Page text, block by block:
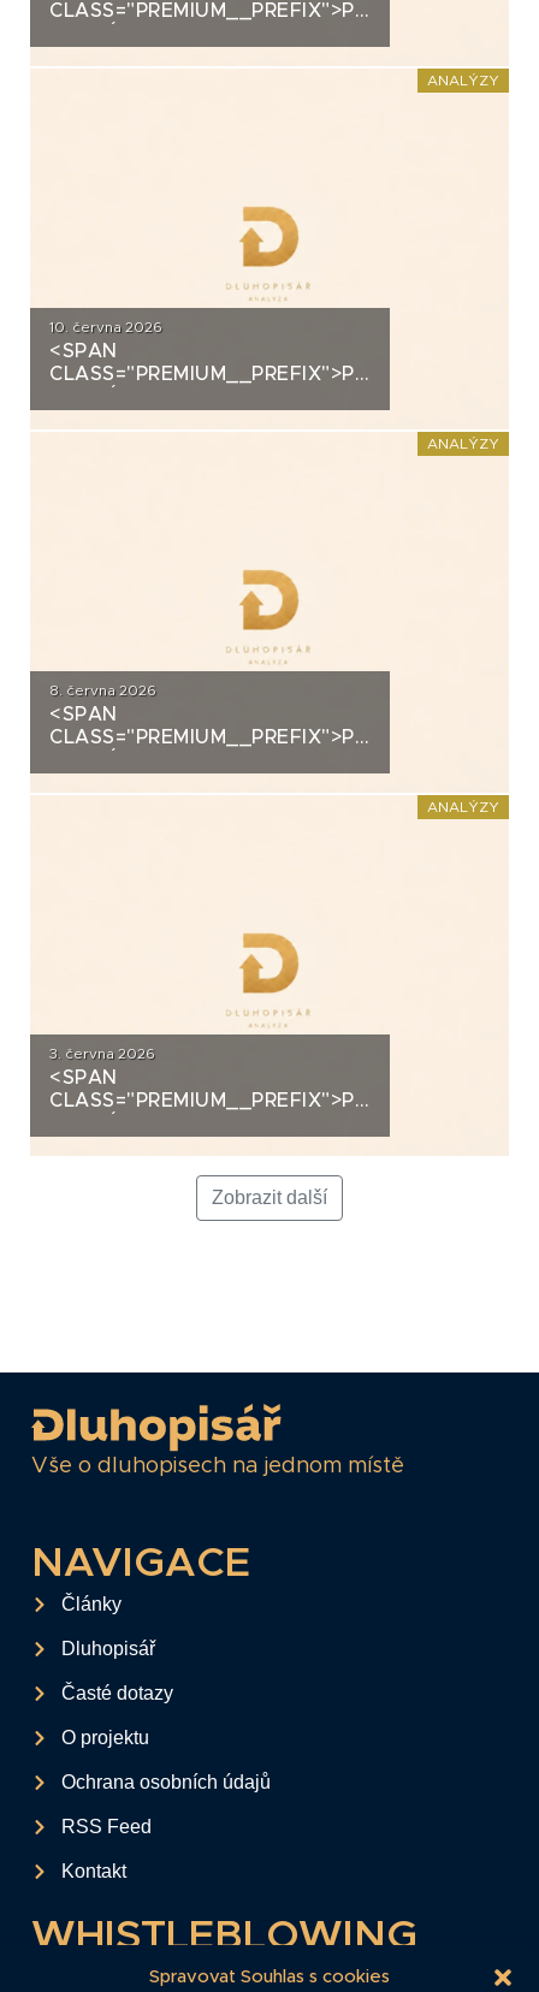
Spravovat Souhlas s cookies
CLASS="PREMIUM__PREFIX">PREMIUM</
ANALÝZY
10. června 2026
<SPAN
CLASS="PREMIUM__PREFIX">PREMIUM</
ANALÝZY
8. června 2026
<SPAN
CLASS="PREMIUM__PREFIX">PREMIUM</
ANALÝZY
3. června 2026
<SPAN
CLASS="PREMIUM__PREFIX">PREMIUM</
Zobrazit další
Vše o dluhopisech na jednom místě
NAVIGACE
Články
Dluhopisář
Časté dotazy
O projektu
Ochrana osobních údajů
RSS Feed
Kontakt
WHISTLEBLOWING
Tento formulář slouží k anonymnímu zaslání